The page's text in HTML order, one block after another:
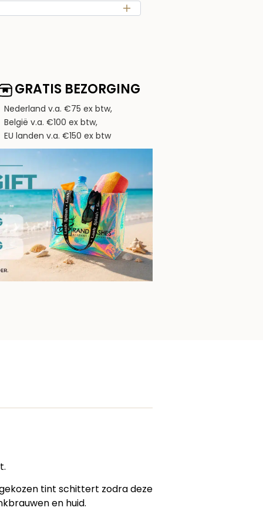
GRATIS BEZORGING
Nederland v.a. €75 ex btw,
België v.a. €100 ex btw,
EU landen v.a. €150 ex btw
tint schittert zodra deze
en huid.